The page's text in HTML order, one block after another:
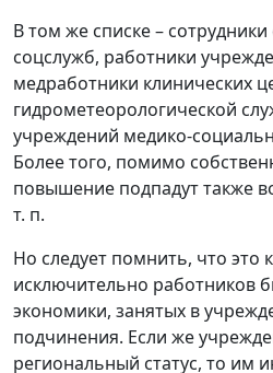
В том же списке – сотрудники
соцслужб, работники
медработники клинических
гидрометеорологической
учреждений медико-
Более того, помимо
повышение подпадут также
т. п.
Но следует помнить, что это
исключительно работников
экономики, занятых в
подчинения. Если же
региональный статус, то им